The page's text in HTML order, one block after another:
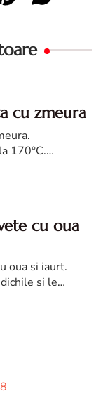
cu zmeura
170°C.
cu oua
oua si iaurt.
si le